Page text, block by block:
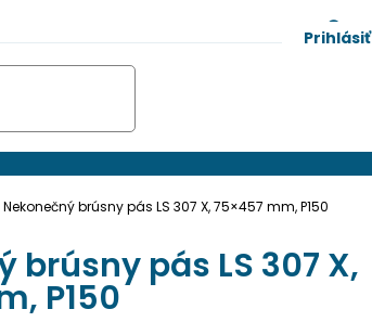
Prihlásiť
Nekonečný brúsny pás LS 307 X, 75×457 mm, P150
brúsny pás LS 307 X,
P150